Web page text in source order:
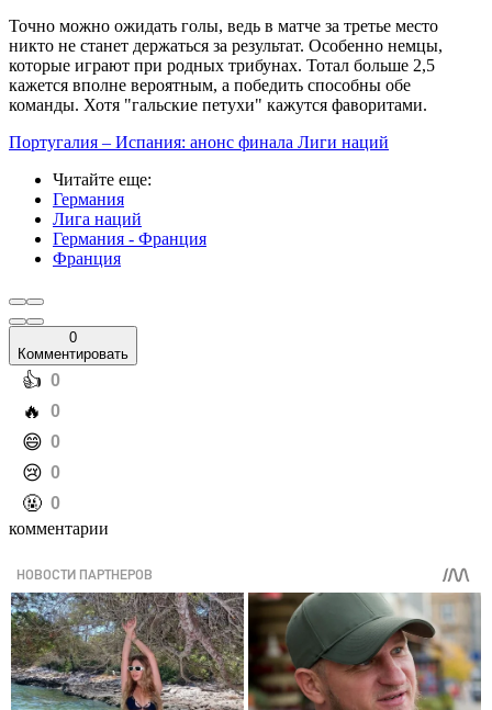
Точно можно ожидать голы, ведь в матче за третье место
никто не станет держаться за результат. Особенно немцы,
которые играют при родных трибунах. Тотал больше 2,5
кажется вполне вероятным, а победить способны обе
команды. Хотя "гальские петухи" кажутся фаворитами.
Португалия – Испания: анонс финала Лиги наций
Читайте еще:
Германия
Лига наций
Германия - Франция
Франция
0
Комментировать
️👍 0
️🔥 0
️😄 0
️😢 0
️🤬 0
комментарии